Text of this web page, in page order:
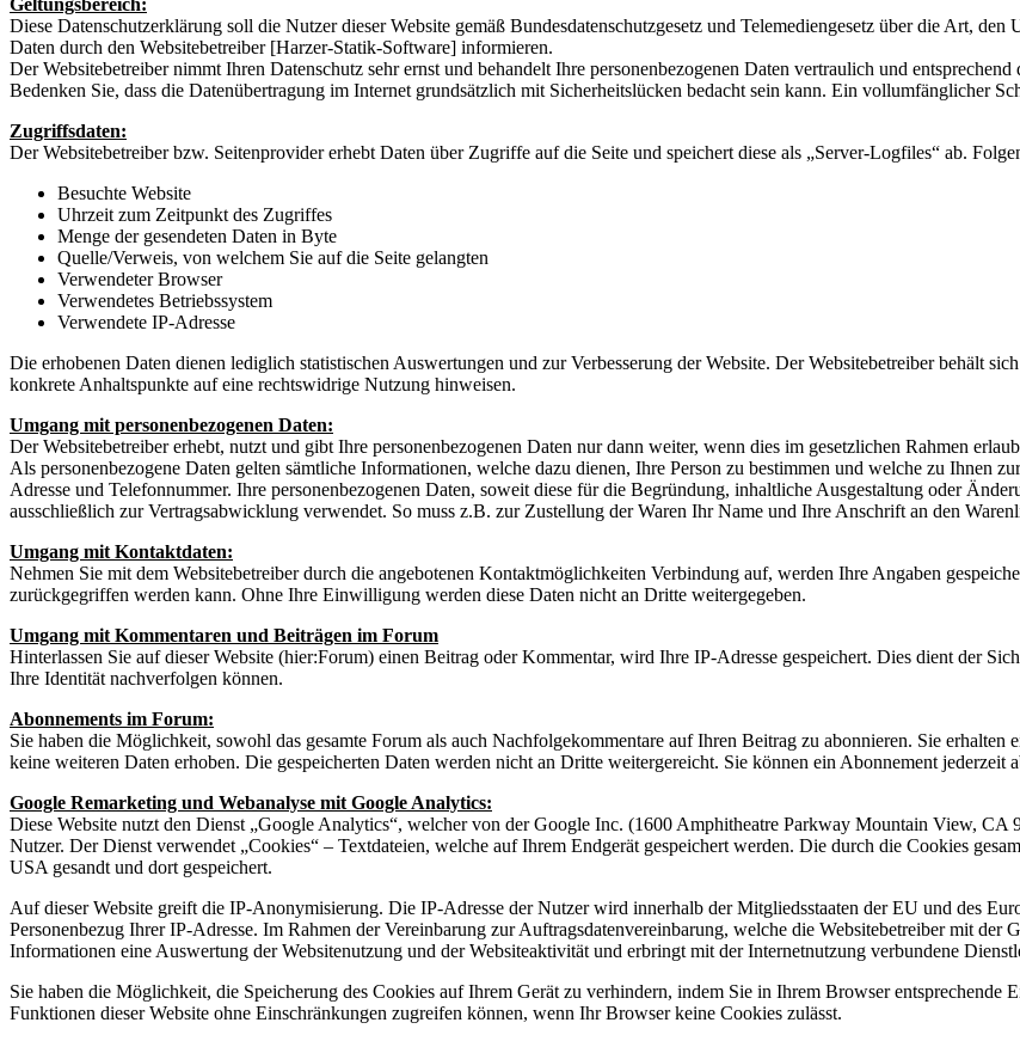
Diese Datenschutzerklärung soll die Nutzer dieser Website gemäß Bundesdatenschutzgesetz und Telemediengesetz über die Art,
Daten durch den Websitebetreiber [Harzer-Statik-Software] informieren.
Der Websitebetreiber nimmt Ihren Datenschutz sehr ernst und behandelt Ihre personenbezogenen Daten vertraulich und
Bedenken Sie, dass die Datenübertragung im Internet grundsätzlich mit Sicherheitslücken bedacht sein kann. Ein vollumfänglicher
Zugriffsdaten:
Der Websitebetreiber bzw. Seitenprovider erhebt Daten über Zugriffe auf die Seite und speichert diese als „Server-Logfiles“ ab.
Besuchte Website
Uhrzeit zum Zeitpunkt des Zugriffes
Menge der gesendeten Daten in Byte
Quelle/Verweis, von welchem Sie auf die Seite gelangten
Verwendeter Browser
Verwendetes Betriebssystem
Verwendete IP-Adresse
Die erhobenen Daten dienen lediglich statistischen Auswertungen und zur Verbesserung der Website. Der Websitebetreiber behält
konkrete Anhaltspunkte auf eine rechtswidrige Nutzung hinweisen.
Umgang mit personenbezogenen Daten:
Der Websitebetreiber erhebt, nutzt und gibt Ihre personenbezogenen Daten nur dann weiter, wenn dies im gesetzlichen Rahmen
Als personenbezogene Daten gelten sämtliche Informationen, welche dazu dienen, Ihre Person zu bestimmen und welche zu Ihnen
Adresse und Telefonnummer. Ihre personenbezogenen Daten, soweit diese für die Begründung, inhaltliche Ausgestaltung oder
ausschließlich zur Vertragsabwicklung verwendet. So muss z.B. zur Zustellung der Waren Ihr Name und Ihre Anschrift an den
Umgang mit Kontaktdaten:
Nehmen Sie mit dem Websitebetreiber durch die angebotenen Kontaktmöglichkeiten Verbindung auf, werden Ihre Angaben
zurückgegriffen werden kann. Ohne Ihre Einwilligung werden diese Daten nicht an Dritte weitergegeben.
Umgang mit Kommentaren und Beiträgen im Forum
Hinterlassen Sie auf dieser Website (hier:Forum) einen Beitrag oder Kommentar, wird Ihre IP-Adresse gespeichert. Dies dient der
Ihre Identität nachverfolgen können.
Abonnements im Forum:
Sie haben die Möglichkeit, sowohl das gesamte Forum als auch Nachfolgekommentare auf Ihren Beitrag zu abonnieren. Sie
keine weiteren Daten erhoben. Die gespeicherten Daten werden nicht an Dritte weitergereicht. Sie können ein Abonnement jederzeit
Google Remarketing und Webanalyse mit Google Analytics:
Diese Website nutzt den Dienst „Google Analytics“, welcher von der Google Inc. (1600 Amphitheatre Parkway Mountain View,
Nutzer. Der Dienst verwendet „Cookies“ – Textdateien, welche auf Ihrem Endgerät gespeichert werden. Die durch die Cookies
USA gesandt und dort gespeichert.
Auf dieser Website greift die IP-Anonymisierung. Die IP-Adresse der Nutzer wird innerhalb der Mitgliedsstaaten der EU und des
Personenbezug Ihrer IP-Adresse. Im Rahmen der Vereinbarung zur Auftragsdatenvereinbarung, welche die Websitebetreiber mit der
Informationen eine Auswertung der Websitenutzung und der Websiteaktivität und erbringt mit der Internetnutzung verbundene
Sie haben die Möglichkeit, die Speicherung des Cookies auf Ihrem Gerät zu verhindern, indem Sie in Ihrem Browser entsprechende
Funktionen dieser Website ohne Einschränkungen zugreifen können, wenn Ihr Browser keine Cookies zulässt.